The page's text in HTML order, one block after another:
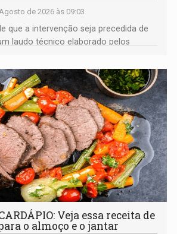
de 2026 às 09:03
que a intervenção seja precedida de
laudo técnico elaborado pelos
Veja essa receita de
o almoço e o jantar